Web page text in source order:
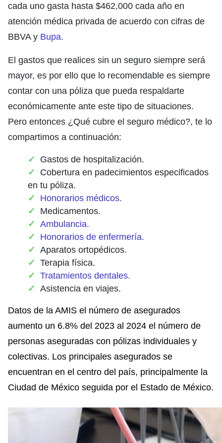
cada uno gasta hasta $462,000 cada año en
atención médica privada de acuerdo con cifras de
BBVA y Bupa.
El gastos que realices sin un seguro siempre será
mayor, es por ello que lo recomendable es siempre
contar con una póliza que pueda respaldarte
económicamente ante este tipo de situaciones.
Pero entonces ¿Qué cubre el seguro médico?, te lo
compartimos a continuación:
Gastos de hospitalización.
Cobertura en padecimientos especificados
en tu póliza.
Honorarios médicos.
Medicamentos.
Ambulancia.
Honorarios de enfermería.
Aparatos ortopédicos.
Terapia física.
Tratamientos dentales.
Asistencia en viajes.
Datos de la AMIS el número de asegurados
aumento un 6.8% del 2023 al 2024 el número de
personas aseguradas con pólizas individuales y
colectivas. Los principales asegurados se
encuentran en el centro del país, principalmente la
Ciudad de México seguida por el Estado de México.